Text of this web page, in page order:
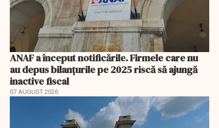
ANAF a început notificările. Firmele care nu
au depus bilanțurile pe 2025 riscă să ajungă
inactive fiscal
07 AUGUST 2026